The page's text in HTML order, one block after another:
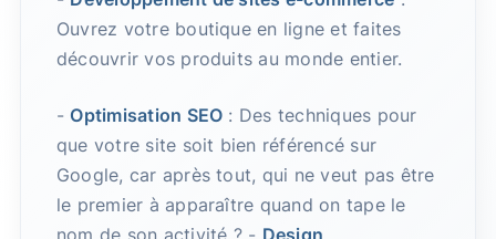
Ouvrez votre boutique en ligne et faites
découvrir vos produits au monde entier.
- Optimisation SEO : Des techniques pour
que votre site soit bien référencé sur
Google, car après tout, qui ne veut pas être
le premier à apparaître quand on tape le